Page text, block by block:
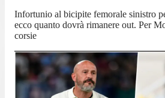
Infortunio al bicipite femorale sinistro
ecco quanto dovrà rimanere out. Per
corsie